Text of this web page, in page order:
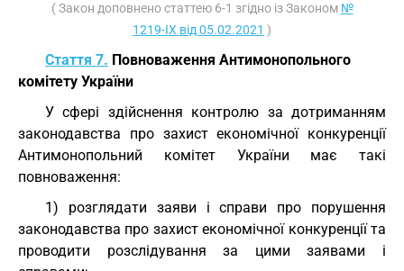
( Закон доповнено статтею 6-1 згідно із Законом №
1219-IX від 05.02.2021 )
Стаття 7. Повноваження Антимонопольного
комітету України
У сфері здійснення контролю за дотриманням
законодавства про захист економічної конкуренції
Антимонопольний комітет України має такі
повноваження:
1) розглядати заяви і справи про порушення
законодавства про захист економічної конкуренції та
проводити розслідування за цими заявами і